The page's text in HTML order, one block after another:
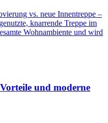
vs. neue Innentreppe –
knarrende Treppe im
Wohnambiente und wird
und moderne